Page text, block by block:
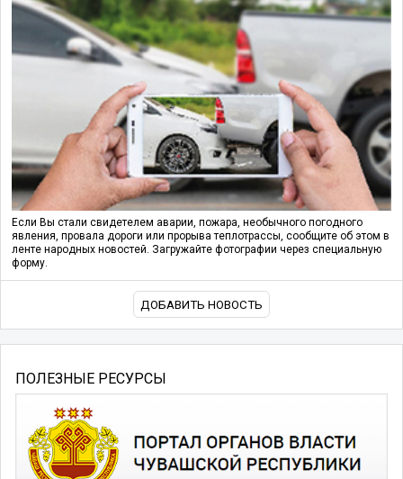
Если Вы стали свидетелем аварии, пожара, необычного погодного
явления, провала дороги или прорыва теплотрассы, сообщите об этом в
ленте народных новостей. Загружайте фотографии через специальную
форму.
ДОБАВИТЬ НОВОСТЬ
ПОЛЕЗНЫЕ РЕСУРСЫ